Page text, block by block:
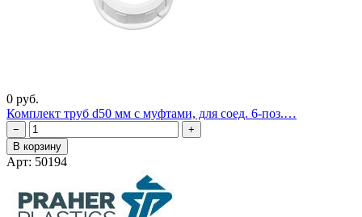
0 руб.
Комплект труб d50 мм с муфтами, для соед. 6-поз.…
−
+
В корзину
Арт: 50194